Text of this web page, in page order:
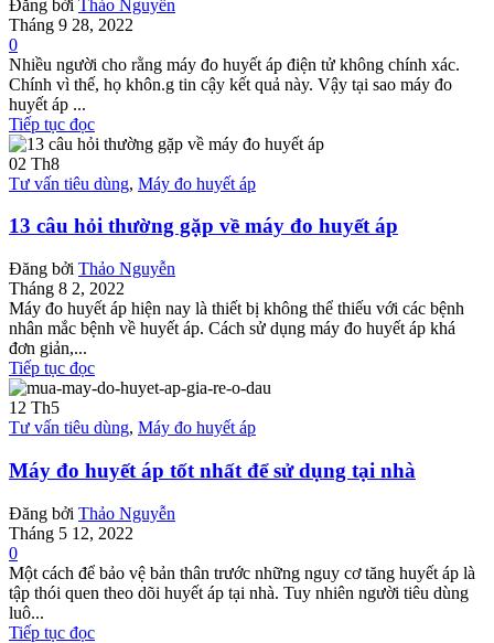
Đăng bởi Thảo Nguyễn
Tháng 9 28, 2022
0
Nhiều người cho rằng máy đo huyết áp điện tử không chính xác.
Chính vì thế, họ khôn.g tin cậy kết quả này. Vậy tại sao máy đo
huyết áp ...
Tiếp tục đọc
02 Th8
Tư vấn tiêu dùng, Máy đo huyết áp
13 câu hỏi thường gặp về máy đo huyết áp
Đăng bởi Thảo Nguyễn
Tháng 8 2, 2022
Máy đo huyết áp hiện nay là thiết bị không thể thiếu với các bệnh
nhân mắc bệnh về huyết áp. Cách sử dụng máy đo huyết áp khá
đơn giản,...
Tiếp tục đọc
12 Th5
Tư vấn tiêu dùng, Máy đo huyết áp
Máy đo huyết áp tốt nhất để sử dụng tại nhà
Đăng bởi Thảo Nguyễn
Tháng 5 12, 2022
0
Một cách để bảo vệ bản thân trước những nguy cơ tăng huyết áp là
tập thói quen theo dõi huyết áp tại nhà. Tuy nhiên người tiêu dùng
luô...
Tiếp tục đọc